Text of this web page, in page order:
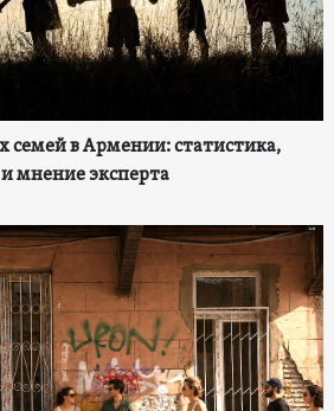
в Армении: статистика,
мнение эксперта